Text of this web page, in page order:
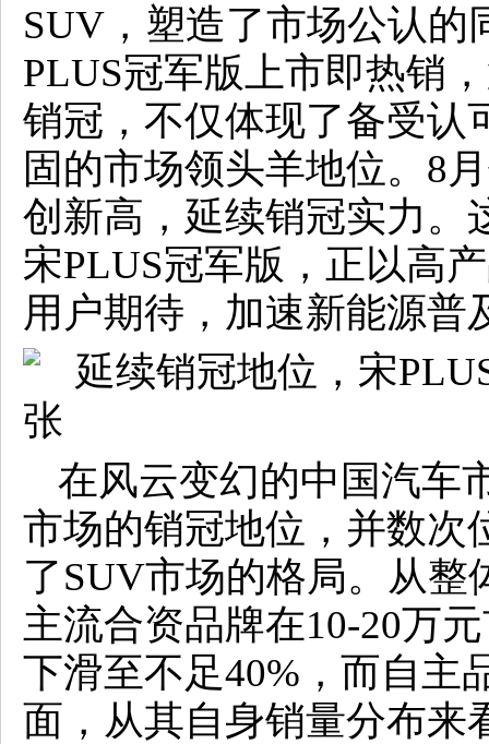
SUV，塑造了市场公认的
PLUS冠军版上市即热销
销冠，不仅体现了备受认
固的市场领头羊地位。8
创新高，延续销冠实力。
宋PLUS冠军版，正以高
用户期待，加速新能源普
在风云变幻的中国汽车
市场的销冠地位，并数次
了SUV市场的格局。从
主流合资品牌在10-20万
下滑至不足40%，而自主
面，从其自身销量分布来